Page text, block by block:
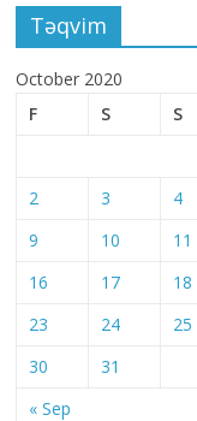
Təqvim
October 2020
F
S S
« Sep
2
3 4
9
10 11
16
17 18
23
24 25
30
31